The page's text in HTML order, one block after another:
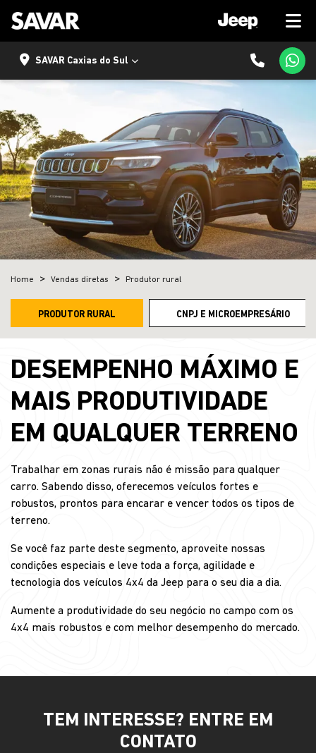
SAVAR Caxias do Sul
Home Vendas diretas Produtor rural
CNPJ E MICROEMPRESÁRIO
PRODUTOR RURAL
DESEMPENHO MÁXIMO E
MAIS PRODUTIVIDADE
EM QUALQUER TERRENO
Trabalhar em zonas rurais não é missão para qualquer
carro. Sabendo disso, oferecemos veículos fortes e
robustos, prontos para encarar e vencer todos os tipos de
terreno.
Se você faz parte deste segmento, aproveite nossas
condições especiais e leve toda a força, agilidade e
tecnologia dos veículos 4x4 da Jeep para o seu dia a dia.
Aumente a produtividade do seu negócio no campo com os
4x4 mais robustos e com melhor desempenho do mercado.
TEM INTERESSE? ENTRE EM
CONTATO